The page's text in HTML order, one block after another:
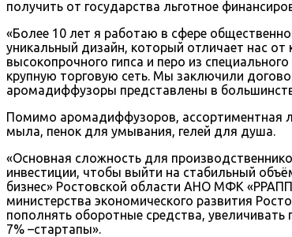
получить от государства льготное
«Более 10 лет я работаю в сфере
уникальный дизайн, который отличает нас
высокопрочного гипса и перо из
крупную торговую сеть. Мы заключили
аромадиффузоры представлены в
Помимо аромадиффузоров, ассортиментная
мыла, пенок для умывания, гелей для душа.
«Основная сложность для
инвестиции, чтобы выйти на стабильный
бизнес» Ростовской области АНО МФК
министерства экономического развития
пополнять оборотные средства,
7% –стартапы».